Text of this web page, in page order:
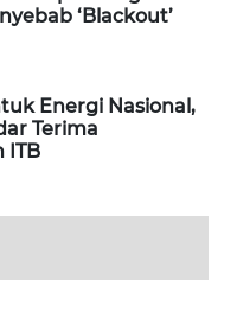
‘Blackout’
Energi Nasional,
Terima
ITB